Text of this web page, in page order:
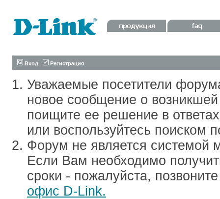
Вход Регистрация
Уважаемые посетители
новое сообщение о
поищите ее решение в
или воспользуйтесь поиском
Форум не является системой
Если Вам необходимо
сроки - пожалуйста,
офис D-Link.